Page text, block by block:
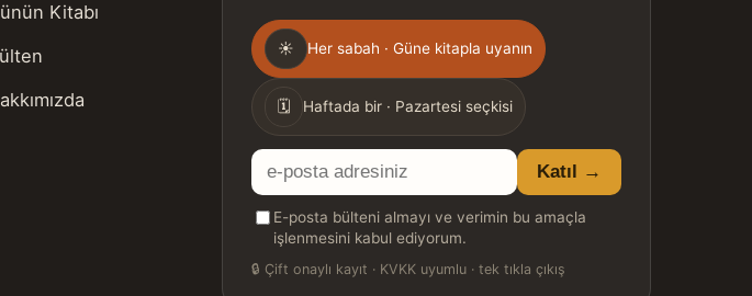
Kitabı
Gönderim
sıklığı
☀ Her sabah · Güne kitapla uyanın
🗓 Haftada bir · Pazartesi seçkisi
E-
posta
adresiniz
Katıl →
E-posta bülteni almayı ve verimin bu amaçla
işlenmesini kabul ediyorum.
🔒 Çift onaylı kayıt · KVKK uyumlu · tek tıkla çıkış